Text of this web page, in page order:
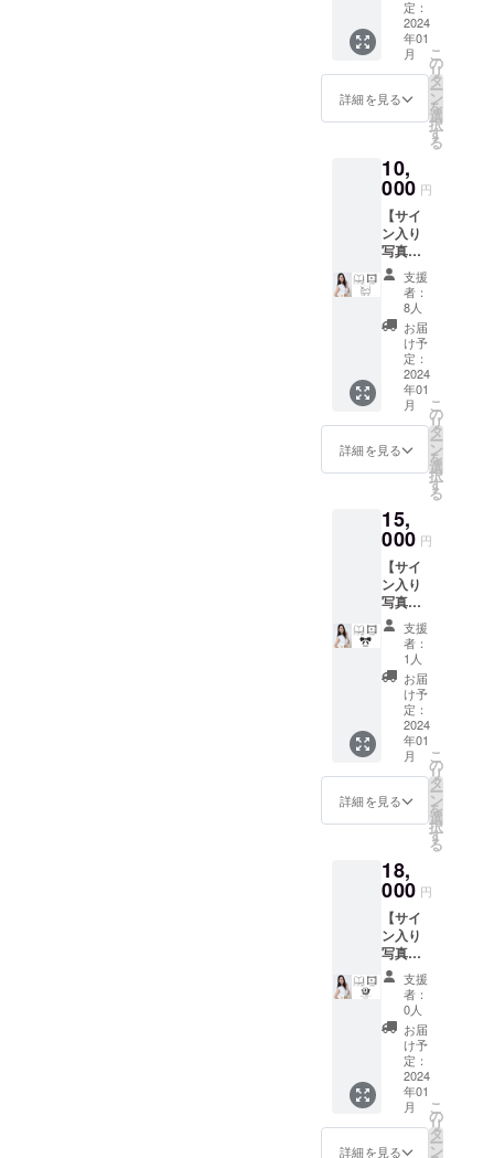
間違い
がない
ようお
願い致
しま
す。
にメッ
セージ
にて
データ
でお送
りし、
写真集
を郵送
け致し
ます。
■サイン
入り写
真集
ご本人
の直筆
サイン
入り写
真集を
１冊 ■
お礼
メッ
セージ
動画
ご本人
が撮影
ルにて
※リター
ン時期
や詳細
につい
ては本
文をご
参照下
さい。
※メール
アドレ
スのお
間違い
がない
ようお
願い致
しま
定：
2024
年01
月
詳細を見る
こ
の
リ
タ
ー
ン
を
選
択
す
る
10,
000 円
【サイ
ン入り
写真集
＋生写
真 10 枚
＋ お礼
動画】
お礼
の動画
を皆様
にメッ
セージ
にて
データ
でお送
りし、
＋生写
真10枚
を郵送
でお届
け致し
ます。
■サ
イン入
り写真
集 ご
本人の
直筆サ
イン入
り写真
集を１
冊 ■お
礼メッ
が撮影
したお
礼動画
■生写真
10枚
写真集
には載
せてい
ない写
真の生
写真１
０枚 ※
リター
ン時期
や詳細
につい
ては本
支援
者：
8人
お届
け予
定：
2024
年01
月
詳細を見る
こ
の
リ
タ
ー
ン
を
選
択
す
る
15,
000 円
【サイ
ン入り
写真集
＋私物
提供+お
礼の動
画】
15,000
の動画
を皆様
にメッ
セージ
にて
データ
でお送
写真集
＋私物
を郵送
でお届
け致し
ます。
■サイン
入り写
真集
ご本人
の直筆
サイン
入り写
真集を
１冊 ■
お礼の
動画
支援
者：
1人
お届
け予
定：
2024
年01
月
詳細を見る
こ
の
リ
タ
ー
ン
を
選
択
す
る
18,
000 円
【サイ
ン入り
写真集
+オンラ
イン
デート
（60分
程度）
+お礼の
動画】
18,000
の動画
を皆様
支援
者：
0人
お届
け予
定：
2024
年01
月
詳細を見る
こ
の
リ
タ
ー
ン